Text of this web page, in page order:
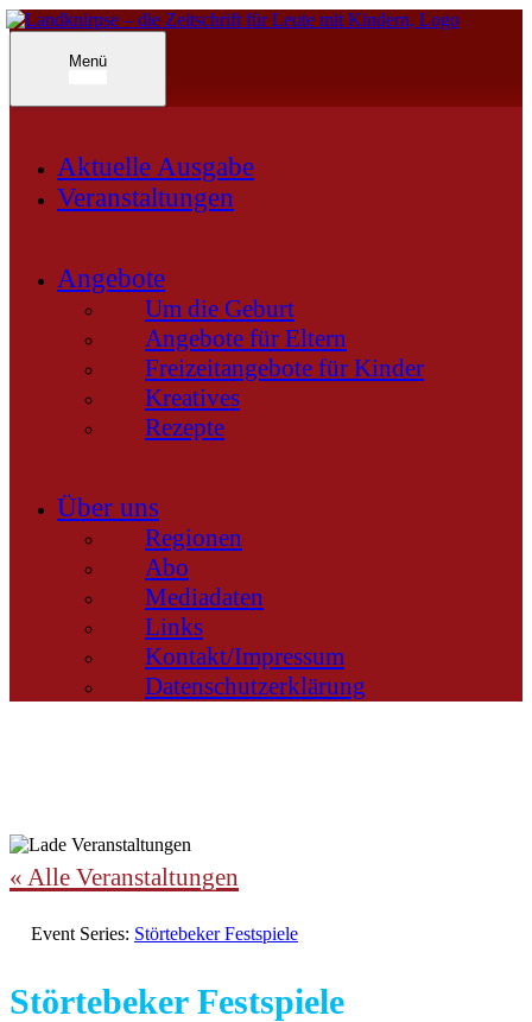
Inhalte
überspringen
Menü
Aktuelle Ausgabe
Veranstaltungen
Angebote
Um die Geburt
Angebote für Eltern
Freizeitangebote für Kinder
Kreatives
Rezepte
Über uns
Regionen
Abo
Mediadaten
Links
Kontakt/Impressum
Datenschutzerklärung
« Alle Veranstaltungen
Event Series: Störtebeker Festspiele
Störtebeker Festspiele